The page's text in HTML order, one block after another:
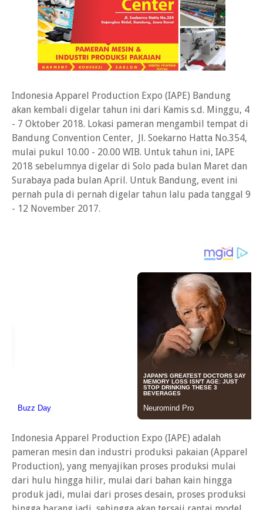
Indonesia Apparel Production Expo (IAPE) Bandung
akan kembali digelar tahun ini dari Kamis s.d. Minggu, 4
- 7 Oktober 2018. Lokasi pameran mengambil tempat di
Bandung Convention Center, Jl. Soekarno Hatta No.354,
mulai pukul 10.00 - 20.00 WIB. Untuk tahun ini, IAPE
2018 sebelumnya digelar di Solo pada bulan Maret dan
Surabaya pada bulan April. Untuk Bandung, event ini
pernah pula di pernah digelar tahun lalu pada tanggal 9
- 12 November 2017.
Indonesia Apparel Production Expo (IAPE) adalah
pameran mesin dan industri produksi pakaian (Apparel
Production), yang menyajikan proses produksi mulai
dari hulu hingga hilir, mulai dari bahan kain hingga
produk jadi, mulai dari proses desain, proses produksi